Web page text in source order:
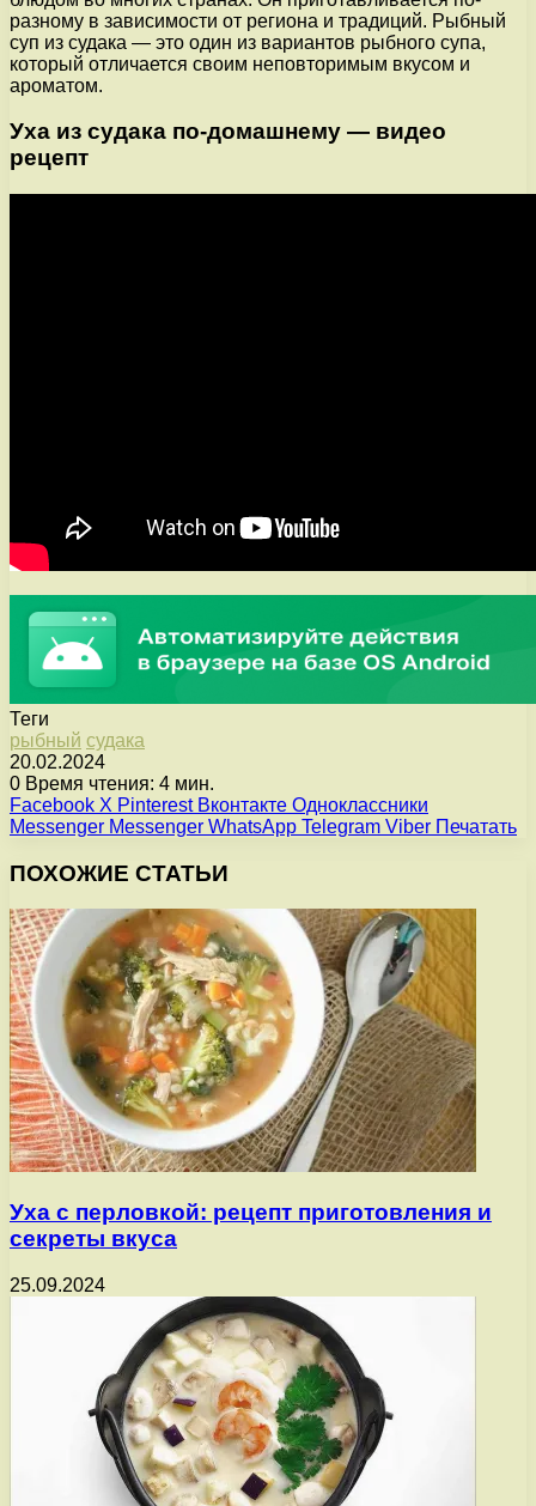
разному в зависимости от региона и традиций. Рыбный
суп из судака — это один из вариантов рыбного супа,
который отличается своим неповторимым вкусом и
ароматом.
Уха из судака по-домашнему — видео
рецепт
Теги
рыбный судака
20.02.2024
0 Время чтения: 4 мин.
Facebook X Pinterest Вконтакте Одноклассники
Messenger Messenger WhatsApp Telegram Viber Печатать
ПОХОЖИЕ СТАТЬИ
Уха с перловкой: рецепт приготовления и
секреты вкуса
25.09.2024